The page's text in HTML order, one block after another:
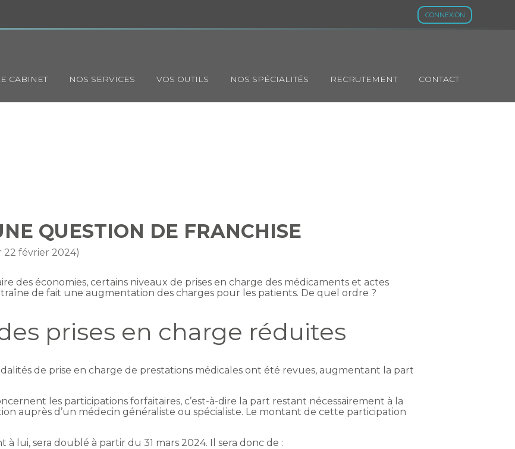
CONNEXION
CABINET NOS SERVICES VOS OUTILS NOS SPÉCIALITÉS RECRUTEMENT CONTACT
QUESTION DE FRANCHISE
22 février 2024)
des économies, certains niveaux de prises en charge des médicaments et actes
de fait une augmentation des charges pour les patients. De quel ordre ?
prises en charge réduites
de prise en charge de prestations médicales ont été revues, augmentant la part
les participations forfaitaires, c’est-à-dire la part restant nécessairement à la
auprès d’un médecin généraliste ou spécialiste. Le montant de cette participation
à lui, sera doublé à partir du 31 mars 2024. Il sera donc de :